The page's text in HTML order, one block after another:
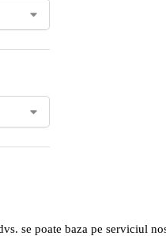
se poate baza pe serviciul